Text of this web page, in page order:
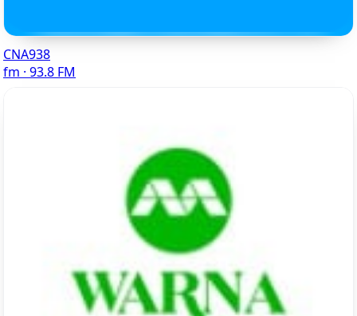
CNA938
fm · 93.8 FM